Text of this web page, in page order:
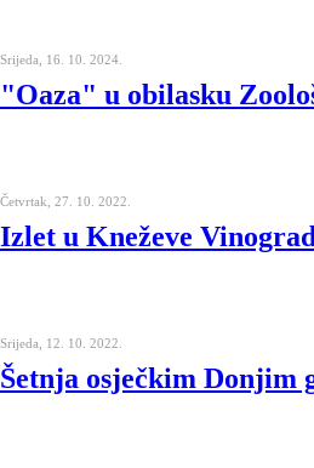
Srijeda, 16. 10. 2024.
"Oaza" u obilasku
Četvrtak, 27. 10. 2022.
Izlet u Kneževe
Srijeda, 12. 10. 2022.
Šetnja osječkim Donjim